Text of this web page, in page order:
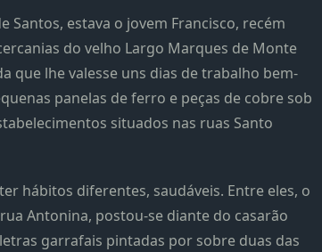
Santos, estava o jovem Francisco, recém
do velho Largo Marques de Monte
que lhe valesse uns dias de trabalho bem-
panelas de ferro e peças de cobre sob
situados nas ruas Santo
hábitos diferentes, saudáveis. Entre eles, o
Antonina, postou-se diante do casarão
garrafais pintadas por sobre duas das